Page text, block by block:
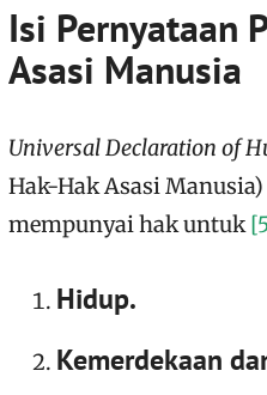
Isi Pernyataan
Asasi Manusia
Universal Declaration of
Hak-Hak Asasi
mempunyai hak untuk
Hidup.
Kemerdekaan